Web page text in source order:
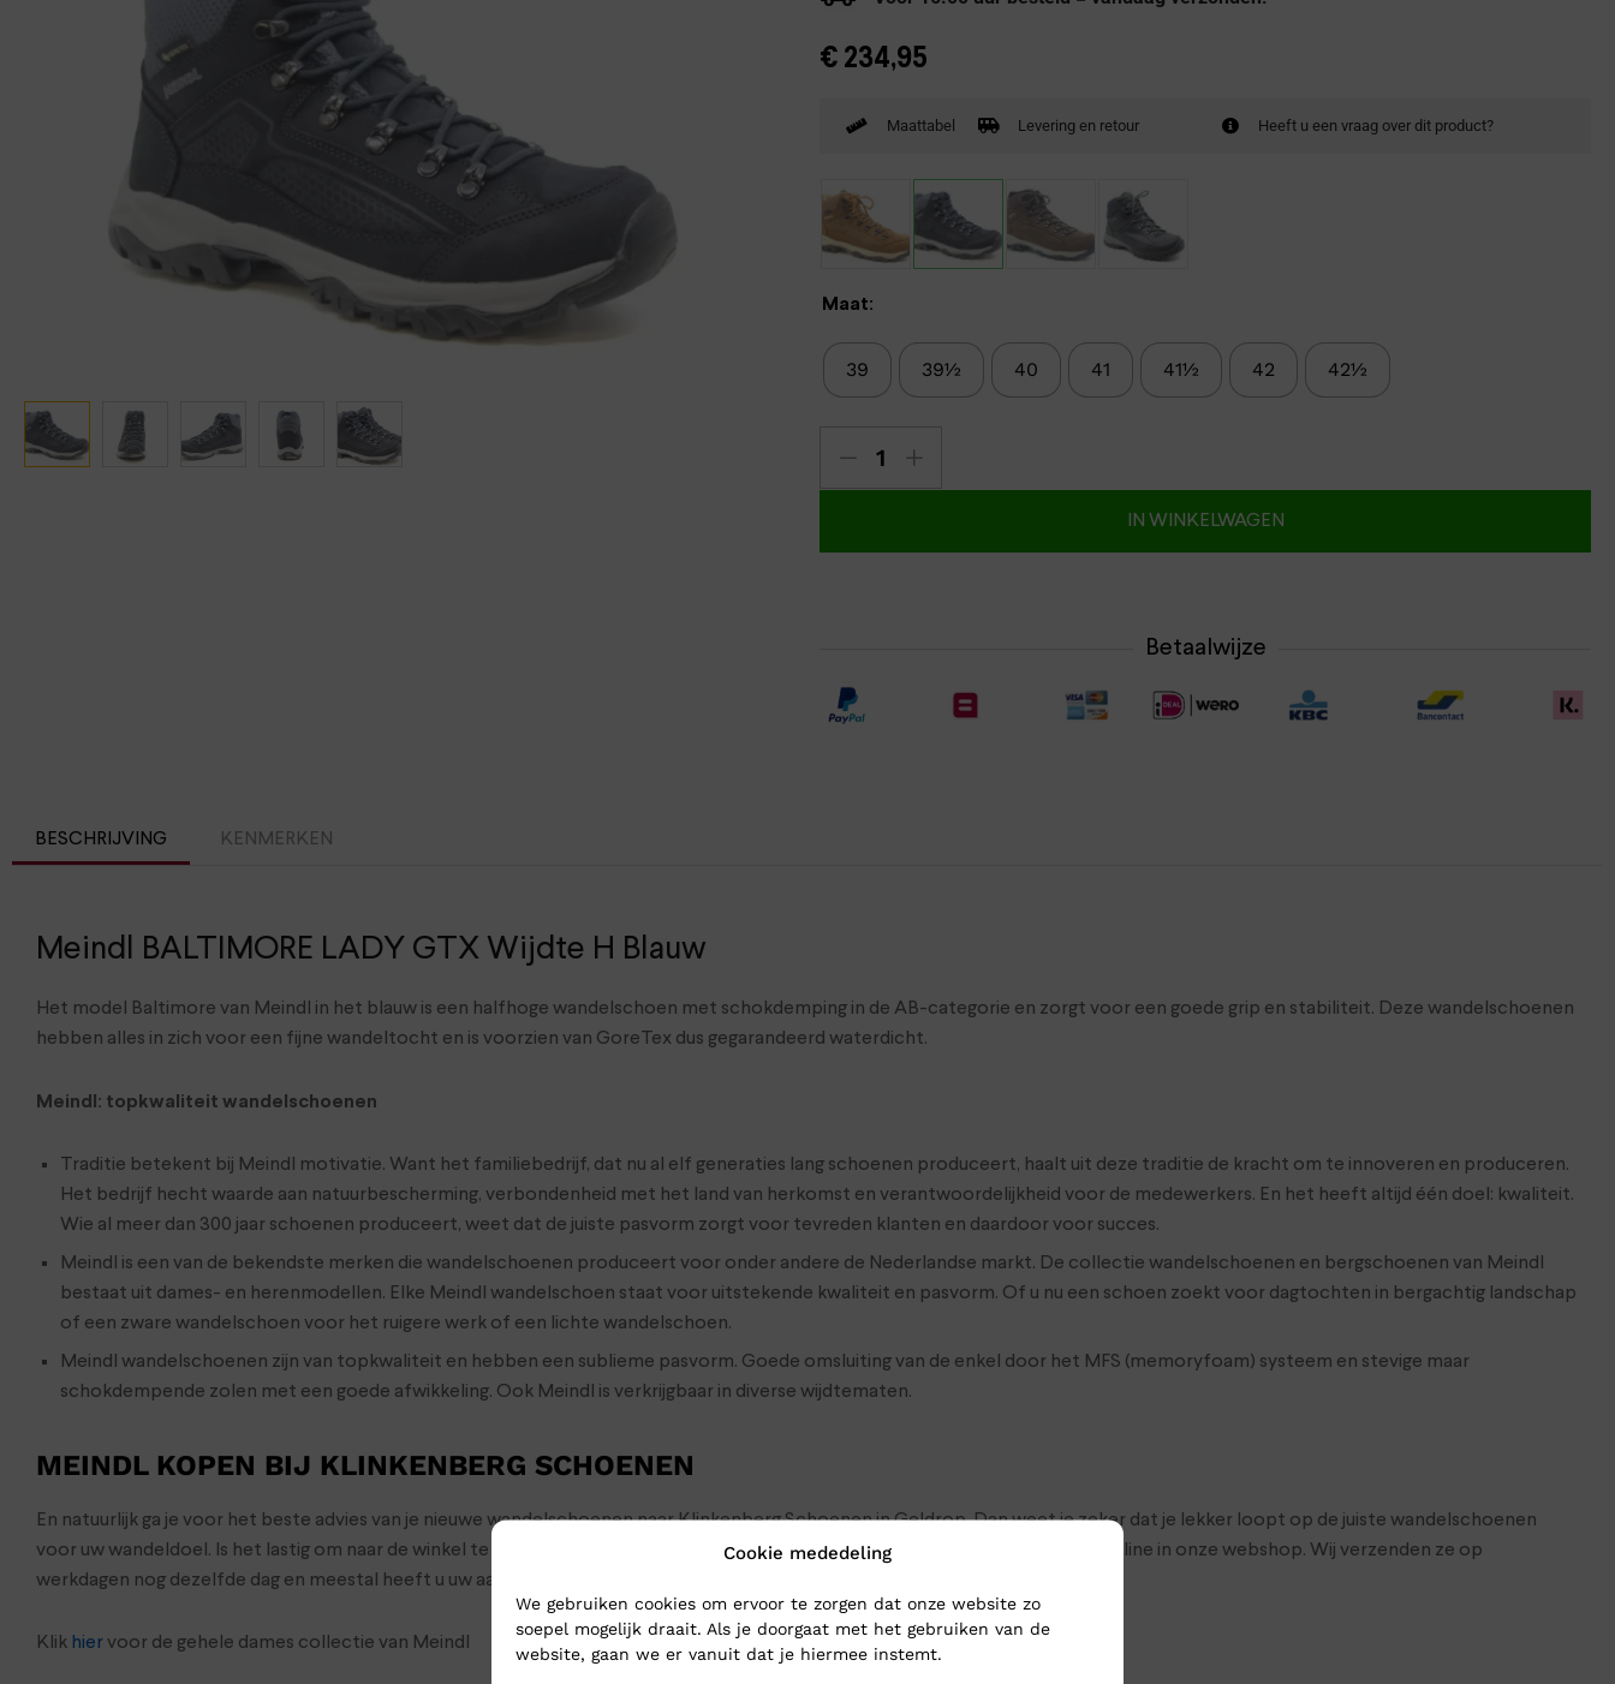
Cookie mededeling
We gebruiken cookies om ervoor te zorgen dat onze website zo
soepel mogelijk draait. Als je doorgaat met het gebruiken van de
website, gaan we er vanuit dat je hiermee instemt.
Pantoffels
Verbandschoenen (externe website)
Lowa
Meindl € 234,95
Maattabel Levering en retour Heeft u een vraag over dit product?
Maat:
39 39½ 40 41 41½ 42 42½
IN WINKELWAGEN
Betaalwijze
BESCHRIJVING KENMERKEN
Meindl BALTIMORE LADY GTX Wijdte H Blauw
Het model Baltimore van Meindl in het blauw is een halfhoge wandelschoen met schokdemping in de AB-categorie en zorgt voor een goede grip en stabiliteit. Deze wandelschoenen
hebben alles in zich voor een fijne wandeltocht en is voorzien van GoreTex dus gegarandeerd waterdicht.
Meindl: topkwaliteit wandelschoenen
Traditie betekent bij Meindl motivatie. Want het familiebedrijf, dat nu al elf generaties lang schoenen produceert, haalt uit deze traditie de kracht om te innoveren en produceren.
Het bedrijf hecht waarde aan natuurbescherming, verbondenheid met het land van herkomst en verantwoordelijkheid voor de medewerkers. En het heeft altijd één doel: kwaliteit.
Wie al meer dan 300 jaar schoenen produceert, weet dat de juiste pasvorm zorgt voor tevreden klanten en daardoor voor succes.
Meindl is een van de bekendste merken die wandelschoenen produceert voor onder andere de Nederlandse markt. De collectie wandelschoenen en bergschoenen van Meindl
bestaat uit dames- en herenmodellen. Elke Meindl wandelschoen staat voor uitstekende kwaliteit en pasvorm. Of u nu een schoen zoekt voor dagtochten in bergachtig landschap
of een zware wandelschoen voor het ruigere werk of een lichte wandelschoen.
Meindl wandelschoenen zijn van topkwaliteit en hebben een sublieme pasvorm. Goede omsluiting van de enkel door het MFS (memoryfoam) systeem en stevige maar
schokdempende zolen met een goede afwikkeling. Ook Meindl is verkrijgbaar in diverse wijdtematen.
MEINDL KOPEN BIJ KLINKENBERG SCHOENEN
En natuurlijk ga je voor het beste advies van je nieuwe wandelschoenen naar Klinkenberg Schoenen in Geldrop. Dan weet je zeker dat je lekker loopt op de juiste wandelschoenen
voor uw wandeldoel. Is het lastig om naar de winkel te komen dan sturen we de wandelschoenen gewoon naar je op: bestel ze online in onze webshop. Wij verzenden ze op
werkdagen nog dezelfde dag en meestal heeft u uw aankopen binnen 24 uur binnen
Klik hiervoor de gehele dames collectie van Meindl